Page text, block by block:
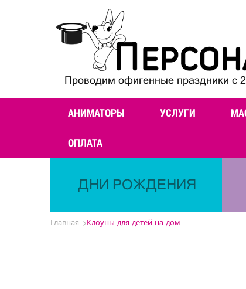
Проводим офигенные праздники с
АНИМАТОРЫ УСЛУГИ
ОПЛАТА
ДНИ РОЖДЕНИЯ
Главная Клоуны для детей на дом